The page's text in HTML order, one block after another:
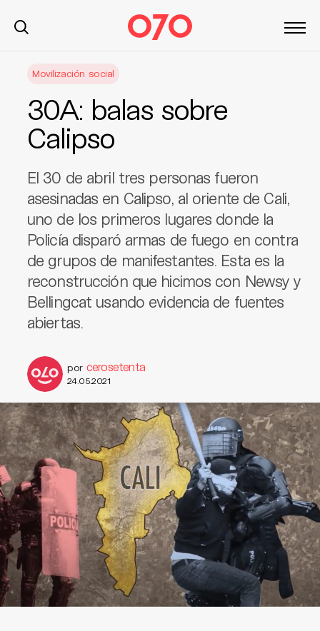
Movilización social
30A: balas sobre
Calipso
El 30 de abril tres personas fueron
asesinadas en Calipso, al oriente de Cali,
uno de los primeros lugares donde la
Policía disparó armas de fuego en contra
de grupos de manifestantes. Esta es la
reconstrucción que hicimos con Newsy y
Bellingcat usando evidencia de fuentes
abiertas.
por cerosetenta
24.05.2021